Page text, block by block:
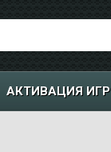
АКТИВАЦИЯ ИГР